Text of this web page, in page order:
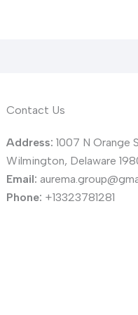
Contact Us
Address: 1007 N Orange
Wilmington, Delaware
Email:
Phone: +13323781281